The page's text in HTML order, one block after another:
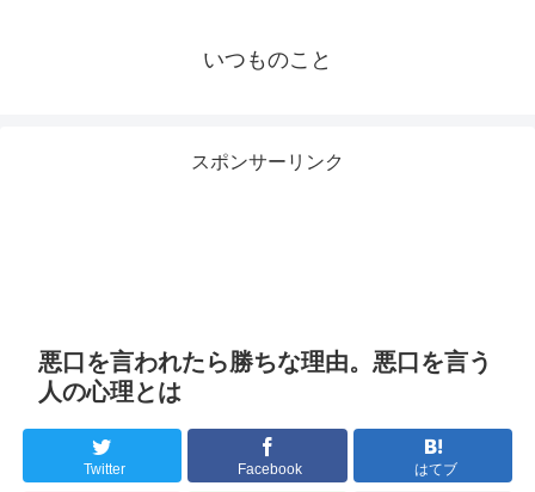
いつものこと
スポンサーリンク
悪口を言われたら勝ちな理由。悪口を言う
人の心理とは
Twitter Facebook はてブ